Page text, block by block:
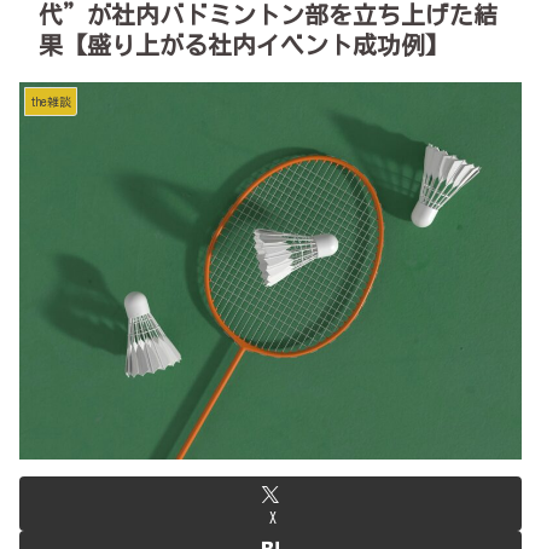
代”が社内バドミントン部を立ち上げた結
果【盛り上がる社内イベント成功例】
the雑談
X